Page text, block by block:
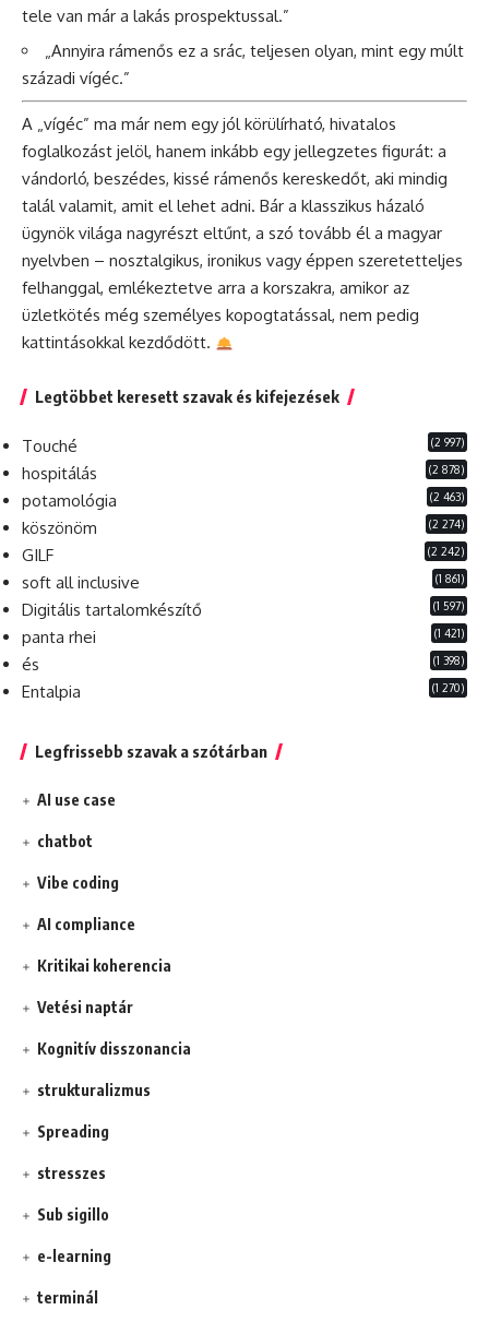
tele van már a lakás prospektussal.”
„Annyira rámenős ez a srác, teljesen olyan, mint egy múlt
századi vígéc.”
A „vígéc” ma már nem egy jól körülírható, hivatalos
foglalkozást jelöl, hanem inkább egy jellegzetes figurát: a
vándorló, beszédes, kissé rámenős kereskedőt, aki mindig
talál valamit, amit el lehet adni. Bár a klasszikus házaló
ügynök világa nagyrészt eltűnt, a szó tovább él a magyar
nyelvben – nosztalgikus, ironikus vagy éppen szeretetteljes
felhanggal, emlékeztetve arra a korszakra, amikor az
üzletkötés még személyes kopogtatással, nem pedig
kattintásokkal kezdődött.
Legtöbbet keresett szavak és kifejezések
Touché (2 997)
hospitálás (2 878)
potamológia (2 463)
köszönöm (2 274)
GILF (2 242)
soft all inclusive (1 861)
Digitális tartalomkészítő (1 597)
panta rhei (1 421)
és (1 398)
Entalpia (1 270)
Legfrissebb szavak a szótárban
AI use case
chatbot
Vibe coding
AI compliance
Kritikai koherencia
Vetési naptár
Kognitív disszonancia
strukturalizmus
Spreading
stresszes
Sub sigillo
e-learning
terminál